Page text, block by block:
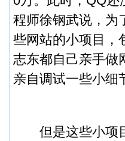
程师徐钢武说，为
些网站的小项目，
志东都自己亲手做
亲自调试一些小细
但是这些小项目